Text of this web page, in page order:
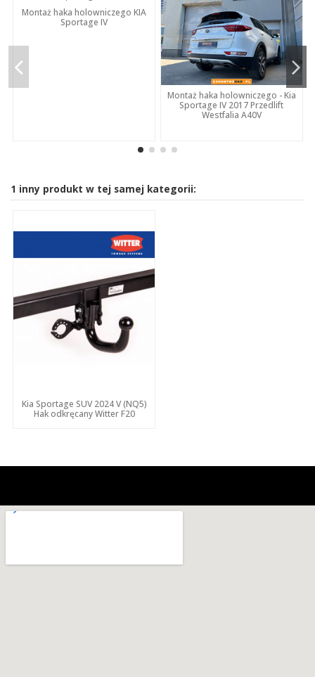
Montaż haka holowniczego KIA
Sportage IV
Montaż haka holowniczego - Kia
Sportage IV 2017 Przedlift
Westfalia A40V
1 inny produkt w tej samej kategorii:
Kia Sportage SUV 2024 V (NQ5)
Hak odkręcany Witter F20